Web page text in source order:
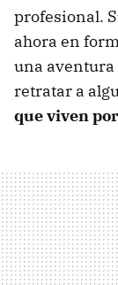
profesional.
ahora en
una aventura
retratar a
que viven